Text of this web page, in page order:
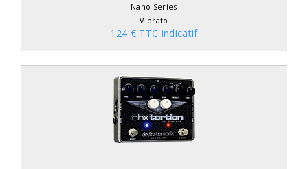
Nano Series
Vibrato
124 € TTC indicatif